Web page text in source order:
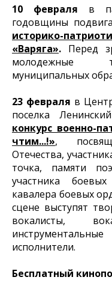
10 февраля в
годовщины
историко-
«Варяга». Перед
молодежные
муниципальных
23 февраля в
поселка
конкурс военно-
чтим...!»,
Отечества,
точка, памяти
участника
кавалера боевых
сцене выступят
вокалисты,
исполнители.
Бесплатный